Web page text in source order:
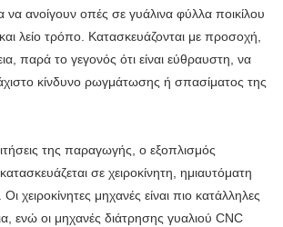
να ανοίγουν οπές σε γυάλινα φύλλα ποικίλου
λείο τρόπο. Κατασκευάζονται με προσοχή,
παρά το γεγονός ότι είναι εύθραυστη, να
κίνδυνο ρωγμάτωσης ή σπασίματος της
της παραγωγής, ο εξοπλισμός
σε χειροκίνητη, ημιαυτόματη
Οι χειροκίνητες μηχανές είναι πιο κατάλληλες
ενώ οι μηχανές διάτρησης γυαλιού CNC